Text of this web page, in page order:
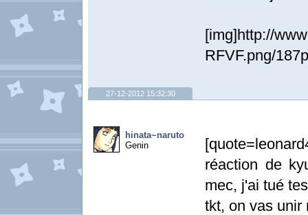
[img]http://
RFVF.png/
27-12-2012 15:32:30
hinata~naruto
Genin
réaction de
mec, j'ai tué
tkt, on vas unir